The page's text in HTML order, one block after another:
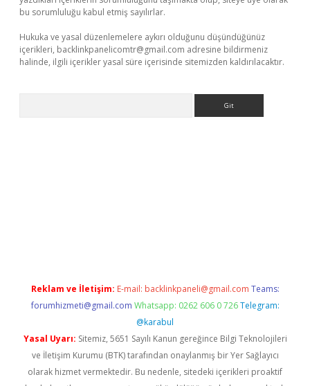
bu sorumluluğu kabul etmiş sayılırlar.
Hukuka ve yasal düzenlemelere aykırı olduğunu düşündüğünüz
içerikleri, backlinkpanelicomtr@gmail.com adresine bildirmeniz
halinde, ilgili içerikler yasal süre içerisinde sitemizden kaldırılacaktır.
Reklam ve İletişim: E-mail: backlinkpaneli@gmail.com Teams:
forumhizmeti@gmail.com Whatsapp: 0262 606 0 726 Telegram:
@karabul
Yasal Uyarı: Sitemiz, 5651 Sayılı Kanun gereğince Bilgi Teknolojileri
ve İletişim Kurumu (BTK) tarafından onaylanmış bir Yer Sağlayıcı
olarak hizmet vermektedir. Bu nedenle, sitedeki içerikleri proaktif